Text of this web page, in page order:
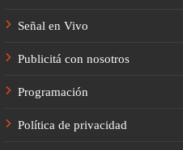
Señal en Vivo
Publicitá con nosotros
Programación
Política de privacidad